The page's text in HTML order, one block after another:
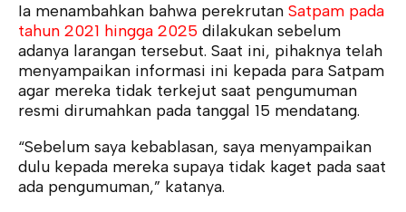
Ia menambahkan bahwa perekrutan Satpam pada
tahun 2021 hingga 2025 dilakukan sebelum
adanya larangan tersebut. Saat ini, pihaknya telah
menyampaikan informasi ini kepada para Satpam
agar mereka tidak terkejut saat pengumuman
resmi dirumahkan pada tanggal 15 mendatang.
“Sebelum saya kebablasan, saya menyampaikan
dulu kepada mereka supaya tidak kaget pada saat
ada pengumuman,” katanya.